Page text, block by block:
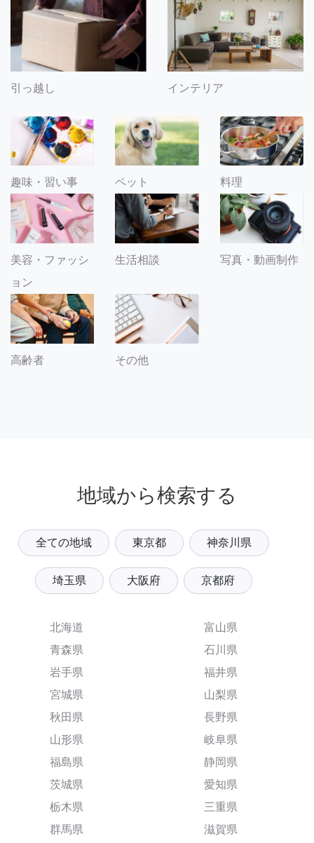
引っ越し インテリア
趣味・習い事 ペット 料理
美容・ファッシ
ョン
生活相談 写真・動画制作
高齢者 その他
地域から検索する
全ての地域 東京都 神奈川県
埼玉県 大阪府 京都府
北海道
青森県
岩手県
宮城県
秋田県
山形県
福島県
茨城県
栃木県
群馬県
富山県
石川県
福井県
山梨県
長野県
岐阜県
静岡県
愛知県
三重県
滋賀県